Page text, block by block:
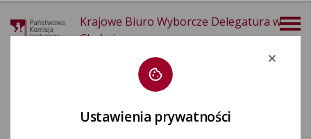
Krajowe Biuro Wyborcze Delegatura w
Chełmie
Ustawienia prywatności